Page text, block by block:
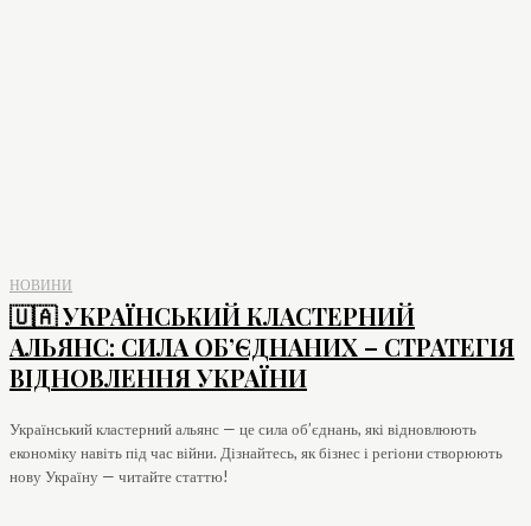
НОВИНИ
🇺🇦 УКРАЇНСЬКИЙ КЛАСТЕРНИЙ
АЛЬЯНС: СИЛА ОБ’ЄДНАНИХ – СТРАТЕГІЯ
ВІДНОВЛЕННЯ УКРАЇНИ
Український кластерний альянс — це сила об’єднань, які відновлюють
економіку навіть під час війни. Дізнайтесь, як бізнес і регіони створюють
нову Україну — читайте статтю!